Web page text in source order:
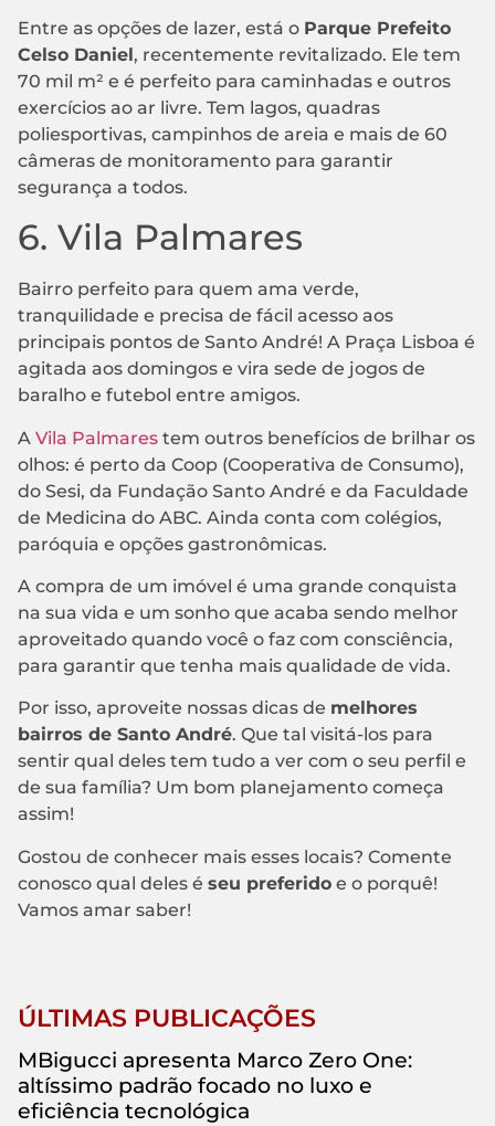
Entre as opções de lazer, está o Parque Prefeito
Celso Daniel, recentemente revitalizado. Ele tem
70 mil m² e é perfeito para caminhadas e outros
exercícios ao ar livre. Tem lagos, quadras
poliesportivas, campinhos de areia e mais de 60
câmeras de monitoramento para garantir
segurança a todos.
6. Vila Palmares
Bairro perfeito para quem ama verde,
tranquilidade e precisa de fácil acesso aos
principais pontos de Santo André! A Praça Lisboa é
agitada aos domingos e vira sede de jogos de
baralho e futebol entre amigos.
A Vila Palmares tem outros benefícios de brilhar os
olhos: é perto da Coop (Cooperativa de Consumo),
do Sesi, da Fundação Santo André e da Faculdade
de Medicina do ABC. Ainda conta com colégios,
paróquia e opções gastronômicas.
A compra de um imóvel é uma grande conquista
na sua vida e um sonho que acaba sendo melhor
aproveitado quando você o faz com consciência,
para garantir que tenha mais qualidade de vida.
Por isso, aproveite nossas dicas de melhores
bairros de Santo André. Que tal visitá-los para
sentir qual deles tem tudo a ver com o seu perfil e
de sua família? Um bom planejamento começa
assim!
Gostou de conhecer mais esses locais? Comente
conosco qual deles é seu preferido e o porquê!
Vamos amar saber!
ÚLTIMAS PUBLICAÇÕES
MBigucci apresenta Marco Zero One:
altíssimo padrão focado no luxo e
eficiência tecnológica